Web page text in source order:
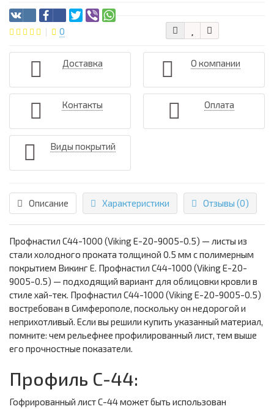
0
Доставка О компании
Контакты Оплата
Виды покрытий
Описание Характеристики Отзывы (0)
Профнастил С44-1000 (Viking E-20-9005-0.5) — листы из
стали холодного проката толщиной 0.5 мм с полимерным
покрытием Викинг Е. Профнастил С44-1000 (Viking E-20-
9005-0.5) — подходящий вариант для облицовки кровли в
стиле хай-тек. Профнастил С44-1000 (Viking E-20-9005-0.5)
востребован в Симферополе, поскольку он недорогой и
неприхотливый. Если вы решили купить указанный материал,
помните: чем рельефнее профилированный лист, тем выше
его прочностные показатели.
Профиль С-44:
Гофрированный лист С-44 может быть использован